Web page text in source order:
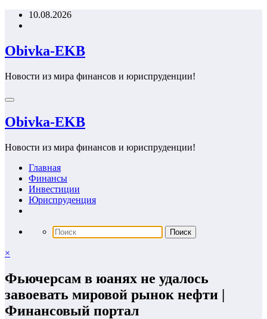
Перейти10.08.2026
Obivka-EKB
Новости из мира финансов и юриспруденции!
Obivka-EKB
Новости из мира финансов и юриспруденции!
Главная
Финансы
Инвестиции
Юриспруденция
×
Фьючерсам в юанях не удалось
завоевать мировой рынок нефти |
Финансовый портал